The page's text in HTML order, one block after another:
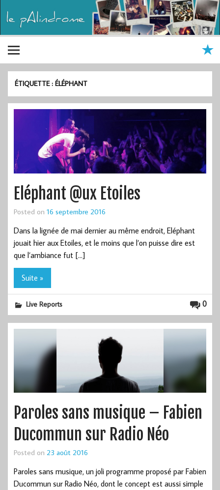
ÉTIQUETTE :ÉLÉPHANT
Eléphant @ux Etoiles
Posted on 16 septembre 2016
Dans la lignée de mai dernier au même endroit, Eléphant
jouait hier aux Etoiles, et le moins que l’on puisse dire est
que l’ambiance fut […]
Suite »
0
Live Reports
Paroles sans musique – Fabien
Ducommun sur Radio Néo
Posted on 23 août 2016
Paroles sans musique, un joli programme proposé par Fabien
Ducommun sur Radio Néo, dont le concept est aussi simple